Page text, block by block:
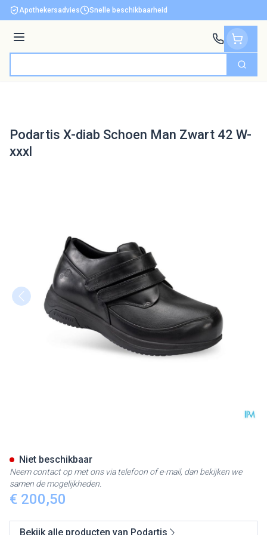
Ga naar de inhoud
Apothekersadvies Snelle beschikbaarheid
Menu
Zoek
Podartis X-diab Schoen Man Zwart 42 W-
xxxl
€ 200,50
Niet beschikbaar
Neem contact op met ons via telefoon of e-mail, dan bekijken we
samen de mogelijkheden.
Bekijk alle producten van Podartis